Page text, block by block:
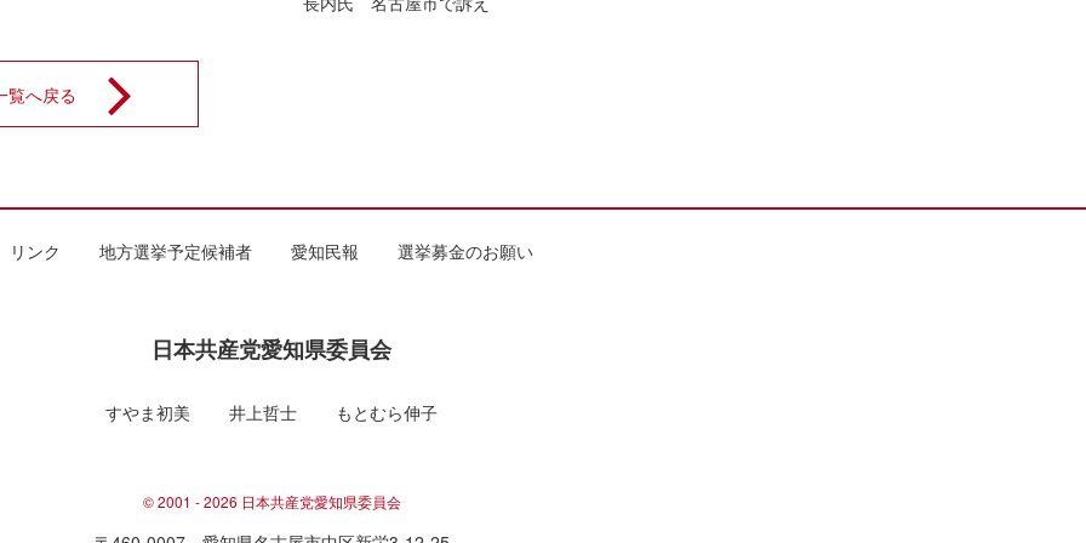
覧へ戻る
リンク 地方選挙予定候補者 愛知民報 選挙募金のお願い
日本共産党愛知県委員会
すやま初美 井上哲士 もとむら伸子
© 2001 - 2026 日本共産党愛知県委員会